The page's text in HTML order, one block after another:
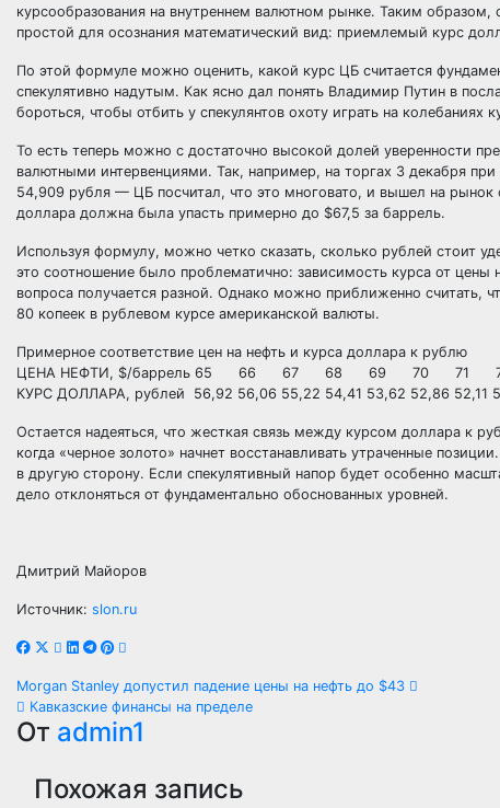
курсообразования на внутреннем валютном рынке. Таким
простой для осознания математический вид: приемлемый курс
По этой формуле можно оценить, какой курс ЦБ считается
спекулятивно надутым. Как ясно дал понять Владимир Путин в
бороться, чтобы отбить у спекулянтов охоту играть на колебаниях
То есть теперь можно с достаточно высокой долей уверенности
валютными интервенциями. Так, например, на торгах 3 декабря
54,909 рубля — ЦБ посчитал, что это многовато, и вышел на
доллара должна была упасть примерно до $67,5 за баррель.
Используя формулу, можно четко сказать, сколько рублей стоит
это соотношение было проблематично: зависимость курса от цены
вопроса получается разной. Однако можно приближенно считать,
80 копеек в рублевом курсе американской валюты.
Примерное соответствие цен на нефть и курса доллара к рублю
ЦЕНА НЕФТИ, $/баррель 65 66 67 68 69 70
КУРС ДОЛЛАРА, рублей 56,92 56,06 55,22 54,41 53,62 52,86 52,11
Остается надеяться, что жесткая связь между курсом доллара к
когда «черное золото» начнет восстанавливать утраченные
в другую сторону. Если спекулятивный напор будет особенно
дело отклоняться от фундаментально обоснованных уровней.
Дмитрий Майоров
Источник: slon.ru
Навигация
по
записям
Morgan Stanley допустил падение цены на нефть до $43
Кавказские финансы на пределе
От admin1
Похожая запись